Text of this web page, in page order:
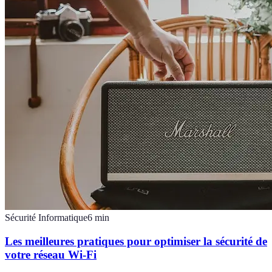
Sécurité Informatique6 min
Les meilleures pratiques pour optimiser la sécurité de
votre réseau Wi-Fi